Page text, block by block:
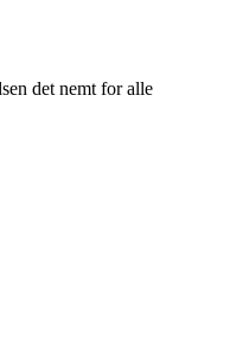
det nemt for alle